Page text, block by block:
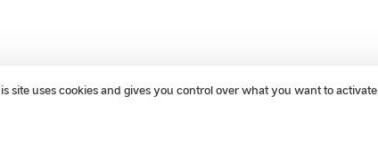
site uses cookies and gives you control over what you want to activate.